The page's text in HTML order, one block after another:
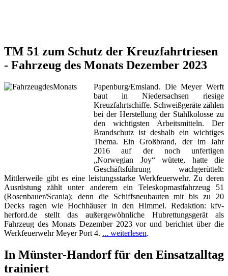
TM 51 zum Schutz der Kreuzfahrtriesen
- Fahrzeug des Monats Dezember 2023
Papenburg/Emsland. Die Meyer Werft
baut in Niedersachsen riesige
Kreuzfahrtschiffe. Schweißgeräte zählen
bei der Herstellung der Stahlkolosse zu
den wichtigsten Arbeitsmitteln. Der
Brandschutz ist deshalb ein wichtiges
Thema. Ein Großbrand, der im Jahr
2016 auf der noch unfertigen
„Norwegian Joy“ wütete, hatte die
Geschäftsführung wachgerüttelt:
Mittlerweile gibt es eine leistungsstarke Werkfeuerwehr. Zu deren
Ausrüstung zählt unter anderem ein Teleskopmastfahrzeug 51
(Rosenbauer/Scania); denn die Schiffsneubauten mit bis zu 20
Decks ragen wie Hochhäuser in den Himmel. Redaktion: kfv-
herford.de stellt das außergewöhnliche Hubrettungsgerät als
Fahrzeug des Monats Dezember 2023 vor und berichtet über die
Werkfeuerwehr Meyer Port 4. ... weiterlesen.
In Münster-Handorf für den Einsatzalltag
trainiert